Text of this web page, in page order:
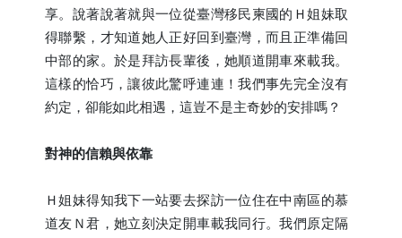
享。說著說著就與一位從臺灣移民柬國的Ｈ姐妹取
得聯繫，才知道她人正好回到臺灣，而且正準備回
中部的家。於是拜訪長輩後，她順道開車來載我。
這樣的恰巧，讓彼此驚呼連連！我們事先完全沒有
約定，卻能如此相遇，這豈不是主奇妙的安排嗎？
對神的信賴與依靠
Ｈ姐妹得知我下一站要去探訪一位住在中南區的慕
道友Ｎ君，她立刻決定開車載我同行。我們原定隔